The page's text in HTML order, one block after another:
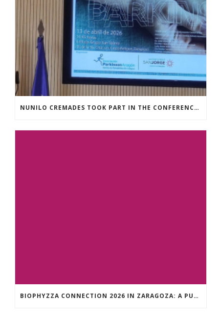
NUNILO CREMADES TOOK PART IN THE CONFERENCE ENTITLED UNDERSTANDING PARKINSON’S. ADVANCES AND NEW PERSPECTIVES’.
BIOPHYZZA CONNECTION 2026 IN ZARAGOZA: A PUBLIC OUTREACH EVENT ON 26 MARCH WHERE SCIENCE AND PIZZA COME TOGETHER.